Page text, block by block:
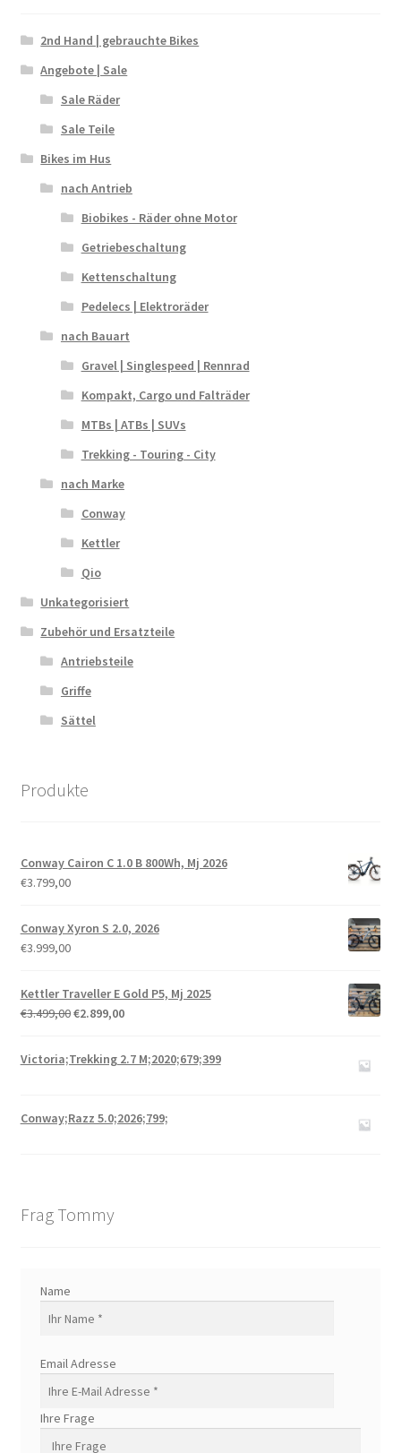
2nd Hand | gebrauchte Bikes
Angebote | Sale
Sale Räder
Sale Teile
Bikes im Hus
nach Antrieb
Biobikes - Räder ohne Motor
Getriebeschaltung
Kettenschaltung
Pedelecs | Elektroräder
nach Bauart
Gravel | Singlespeed | Rennrad
Kompakt, Cargo und Falträder
MTBs | ATBs | SUVs
Trekking - Touring - City
nach Marke
Conway
Kettler
Qio
Unkategorisiert
Zubehör und Ersatzteile
Antriebsteile
Griffe
Sättel
Produkte
Conway Cairon C 1.0 B 800Wh, Mj 2026
€3.799,00
Conway Xyron S 2.0, 2026
€3.999,00
Kettler Traveller E Gold P5, Mj 2025
€3.499,00€2.899,00
Victoria;Trekking 2.7 M;2020;679;399
Conway;Razz 5.0;2026;799;
Frag Tommy
Name
Email Adresse
Ihre Frage